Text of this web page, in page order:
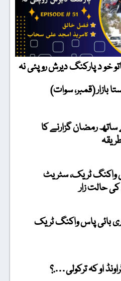
خو د پارکنگ دیرش روپئی نہ
بازار (قمبر، سوات)
رمضان گزارنے کا
واکنگ ٹریک، سٹریٹ
کی حالت زار
بائی پاس واکنگ ٹریک
او کہ ترکولی….؟